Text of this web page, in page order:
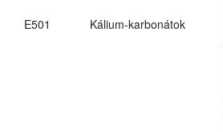
E501 Kálium-karbonátok